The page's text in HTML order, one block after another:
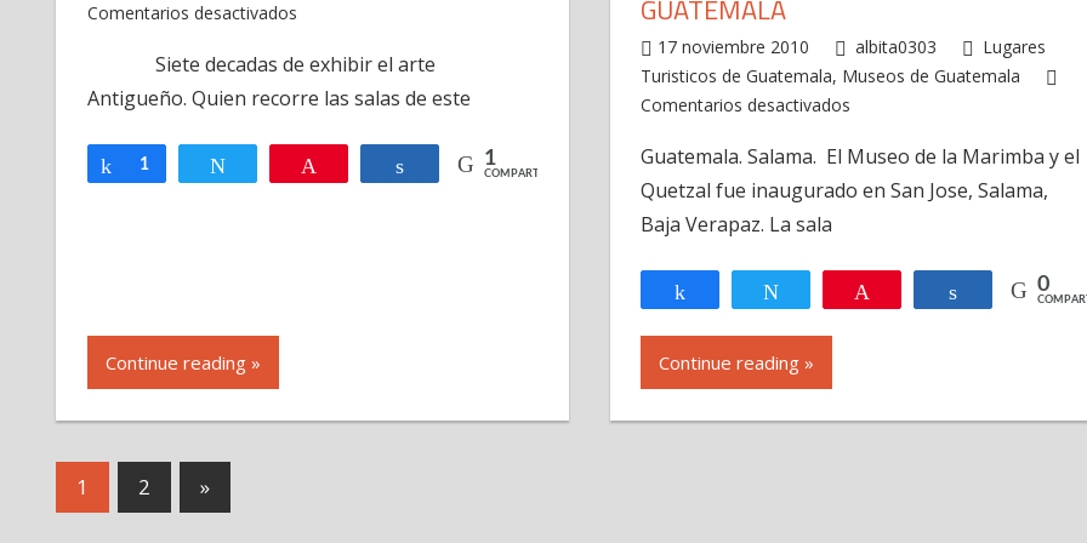
Comentarios desactivadosen
del
Arte
Antigua
Guatemala
Siete decadas de exhibir el arte
Antigueño. Quien recorre las salas de este
Compartir
1 Compartir
1
COMPARTIR
Continue reading »
GUATEMALA
17 noviembre 2010 albita0303
Lugares
Turisticos de Guatemala, Museos de Guatemala
Comentarios desactivados
Museo
de
y
el
en
Guatemala. Salama. El Museo de la Marimba y el
Quetzal fue inaugurado en San Jose, Salama,
Baja Verapaz. La sala
Compartir Twittear Compartir
0
Continue reading »
Navegación
1 2
Next
Posts
»